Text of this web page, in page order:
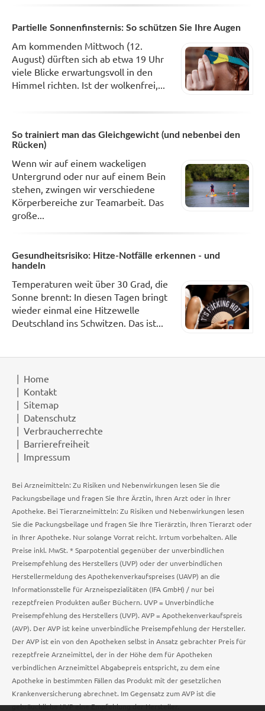
Partielle Sonnenfinsternis: So schützen Sie Ihre Augen
Am kommenden Mittwoch (12.
August) dürften sich ab etwa 19 Uhr
viele Blicke erwartungsvoll in den
Himmel richten. Ist der wolkenfrei,...
So trainiert man das Gleichgewicht (und nebenbei den
Rücken)
Wenn wir auf einem wackeligen
Untergrund oder nur auf einem Bein
stehen, zwingen wir verschiedene
Körperbereiche zur Teamarbeit. Das
große...
Gesundheitsrisiko: Hitze-Notfälle erkennen - und
handeln
Temperaturen weit über 30 Grad, die
Sonne brennt: In diesen Tagen bringt
wieder einmal eine Hitzewelle
Deutschland ins Schwitzen. Das ist...
Home
Kontakt
Sitemap
Datenschutz
Verbraucherrechte
Barrierefreiheit
Impressum
Bei Arzneimitteln: Zu Risiken und Nebenwirkungen lesen Sie die
Packungsbeilage und fragen Sie Ihre Ärztin, Ihren Arzt oder in Ihrer
Apotheke. Bei Tierarzneimitteln: Zu Risiken und Nebenwirkungen lesen
Sie die Packungsbeilage und fragen Sie Ihre Tierärztin, Ihren Tierarzt oder
in Ihrer Apotheke. Nur solange Vorrat reicht. Irrtum vorbehalten. Alle
Preise inkl. MwSt. * Sparpotential gegenüber der unverbindlichen
Preisempfehlung des Herstellers (UVP) oder der unverbindlichen
Herstellermeldung des Apothekenverkaufspreises (UAVP) an die
Informationsstelle für Arzneispezialitäten (IFA GmbH) / nur bei
rezeptfreien Produkten außer Büchern. UVP = Unverbindliche
Preisempfehlung des Herstellers (UVP). AVP = Apothekenverkaufspreis
(AVP). Der AVP ist keine unverbindliche Preisempfehlung der Hersteller.
Der AVP ist ein von den Apotheken selbst in Ansatz gebrachter Preis für
rezeptfreie Arzneimittel, der in der Höhe dem für Apotheken
verbindlichen Arzneimittel Abgabepreis entspricht, zu dem eine
Apotheke in bestimmten Fällen das Produkt mit der gesetzlichen
Krankenversicherung abrechnet. Im Gegensatz zum AVP ist die
gebräuchliche UVP eine Empfehlung der Hersteller.